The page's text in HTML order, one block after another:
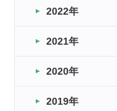
2026.03.11
緑ケ丘体育館
2022.11.03
緑ケ丘体育館
2022年
2021年
2020年
2019年